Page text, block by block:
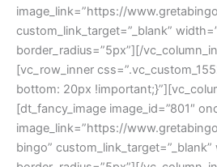
image_link=”https://
custom_link_target=”_blank”
border_radius=”5px”][/
[vc_row_inner
bottom: 20px
[dt_fancy_image image_id=”801″
image_link=”https://
bingo”